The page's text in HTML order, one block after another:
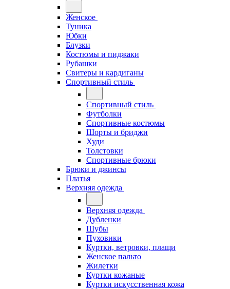
Женское
Туника
Юбки
Блузки
Костюмы и пиджаки
Рубашки
Свитеры и кардиганы
Спортивный стиль
Спортивный стиль
Футболки
Спортивные костюмы
Шорты и бриджи
Худи
Толстовки
Спортивные брюки
Брюки и джинсы
Платья
Верхняя одежда
Верхняя одежда
Дубленки
Шубы
Пуховики
Куртки, ветровки, плащи
Женское пальто
Жилетки
Куртки кожаные
Куртки искусственная кожа